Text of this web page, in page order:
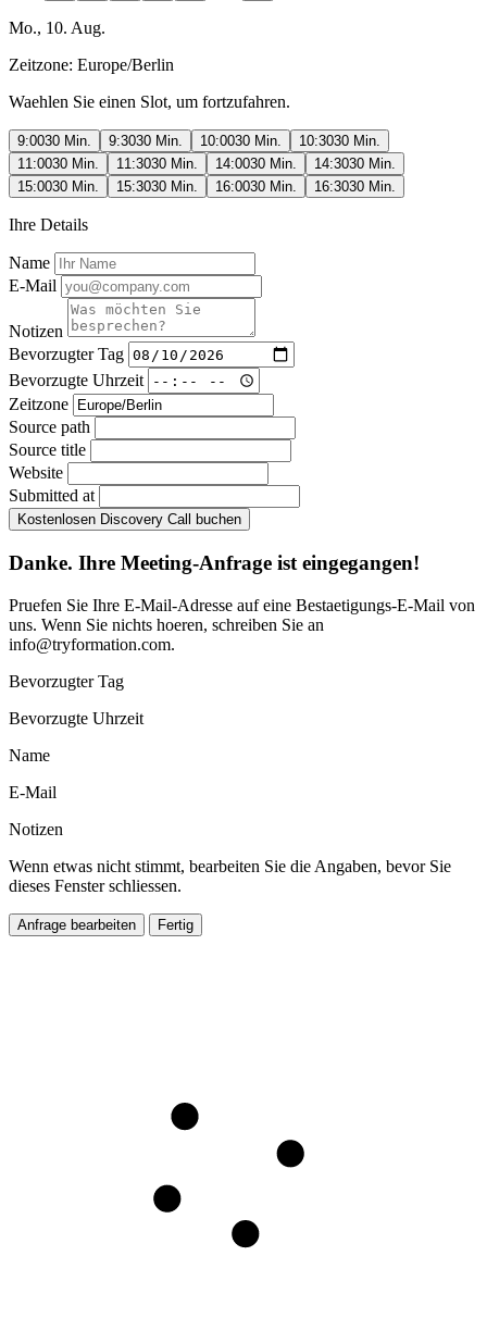
Mo., 10. Aug.
Zeitzone: Europe/Berlin
Waehlen Sie einen Slot, um fortzufahren.
9:0030 Min. 9:3030 Min. 10:0030 Min. 10:3030 Min.
11:0030 Min. 11:3030 Min. 14:0030 Min. 14:3030 Min.
15:0030 Min. 15:3030 Min. 16:0030 Min. 16:3030 Min.
Ihre Details
Name
E-Mail
Notizen
Bevorzugter Tag
Bevorzugte Uhrzeit
Zeitzone
Source path
Source title
Website
Submitted at
Kostenlosen Discovery Call buchen
Danke. Ihre Meeting-Anfrage ist eingegangen!
Pruefen Sie Ihre E-Mail-Adresse auf eine Bestaetigungs-E-Mail von
uns. Wenn Sie nichts hoeren, schreiben Sie an
info@tryformation.com.
Bevorzugter Tag
Bevorzugte Uhrzeit
Name
E-Mail
Notizen
Wenn etwas nicht stimmt, bearbeiten Sie die Angaben, bevor Sie
dieses Fenster schliessen.
Anfrage bearbeiten Fertig